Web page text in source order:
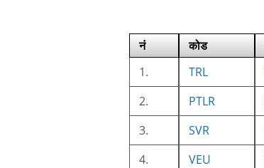
नं कोड
1.
TRL
2.
PTLR
3.
SVR
4.
VEU